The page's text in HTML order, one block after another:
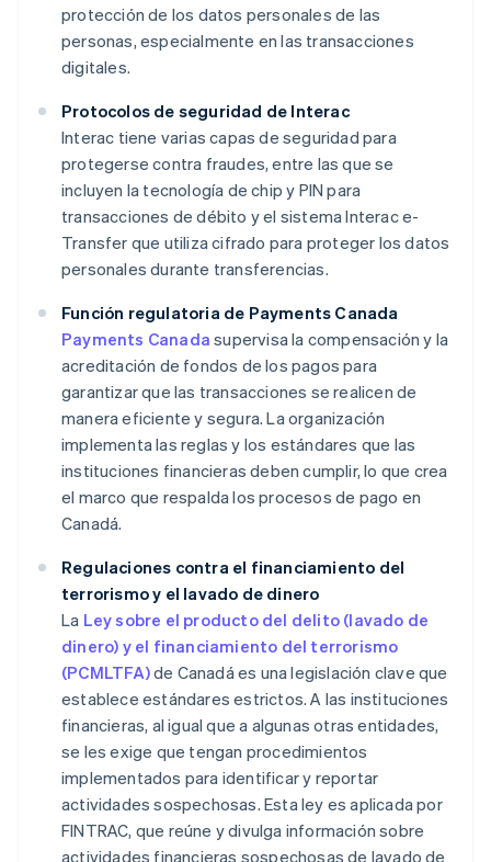
protección de los datos personales de las
personas, especialmente en las transacciones
digitales.
Protocolos de seguridad de Interac
Interac tiene varias capas de seguridad para
protegerse contra fraudes, entre las que se
incluyen la tecnología de chip y PIN para
transacciones de débito y el sistema Interac e-
Transfer que utiliza cifrado para proteger los datos
personales durante transferencias.
Función regulatoria de Payments Canada
Payments Canada supervisa la compensación y la
acreditación de fondos de los pagos para
garantizar que las transacciones se realicen de
manera eficiente y segura. La organización
implementa las reglas y los estándares que las
instituciones financieras deben cumplir, lo que crea
el marco que respalda los procesos de pago en
Canadá.
Regulaciones contra el financiamiento del
terrorismo y el lavado de dinero
La Ley sobre el producto del delito (lavado de
dinero) y el financiamiento del terrorismo
(PCMLTFA)de Canadá es una legislación clave que
establece estándares estrictos. A las instituciones
financieras, al igual que a algunas otras entidades,
se les exige que tengan procedimientos
implementados para identificar y reportar
actividades sospechosas. Esta ley es aplicada por
FINTRAC, que reúne y divulga información sobre
actividades financieras sospechosas de lavado de